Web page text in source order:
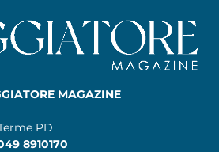
MAGAZINE
PD
8910170